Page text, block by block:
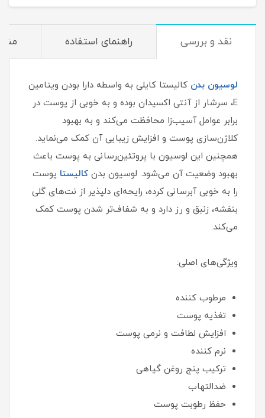
نقد و بررسی راهنمای استفاده
لوسیون بدن کالیستا کایلی به واسطه دارا بودن ویتامین
E، سرشار از آنتی اکسیدان بوده و به خوبی از پوست در
برابر عوامل آسیب‌زا محافظت می‌کند و به بهبود
کلاژن‌سازی پوست و افزایش زیبایی آن کمک می‌نماید.
همچنین این لوسیون با پروتئین‌رسانی به پوست باعث
بهبود وضعیت آن می‌شود. لوسیون بدن کالیستا پوست
را به خوبی آبرسانی کرده، رایحه‌ای دلپذیر از نت‌های گلی
بنفشه، زنبق و رز دارد و به شفاف‌تر شدن پوست کمک
می‌کند.
ویژگی‌های اصلی:
مرطوب کننده
تغذیه پوست
افزایش لطافت و نرمی پوست
نرم کننده
ترکیب پنج روغن گیاهی
ضدالتهاب
حفظ رطوبت پوست